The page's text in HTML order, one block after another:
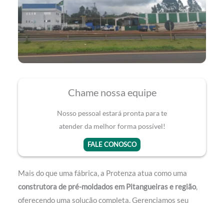
Chame nossa equipe
Nosso pessoal estará pronta para te
atender da melhor forma possível!
FALE CONOSCO
Mais do que uma fábrica, a Protenza atua como uma
construtora de pré-moldados em Pitangueiras e região,
oferecendo uma solução completa. Gerenciamos seu